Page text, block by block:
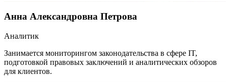
Анна Александровна Петрова
Аналитик
Занимается мониторингом законодательства в сфере IT,
подготовкой правовых заключений и аналитических обзоров
для клиентов.